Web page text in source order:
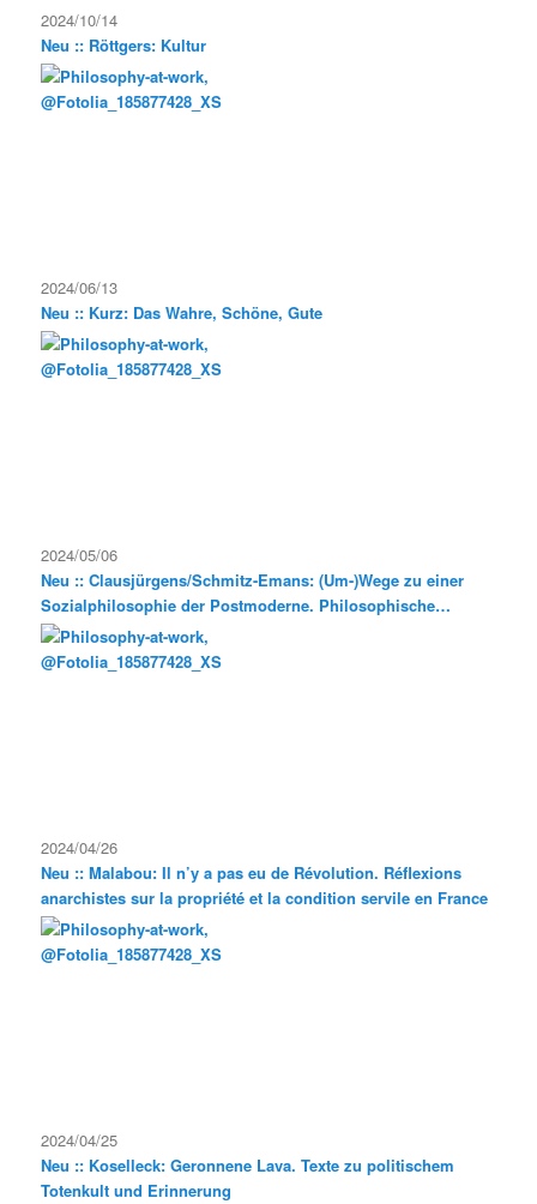
2024/10/14
Neu :: Röttgers: Kultur
2024/06/13
Neu :: Kurz: Das Wahre, Schöne, Gute
2024/05/06
Neu :: Clausjürgens/Schmitz-Emans: (Um-)Wege zu einer
Sozialphilosophie der Postmoderne. Philosophische
Exkursionen
2024/04/26
Neu :: Malabou: Il n’y a pas eu de Révolution. Réflexions
anarchistes sur la propriété et la condition servile en France
2024/04/25
Neu :: Koselleck: Geronnene Lava. Texte zu politischem
Totenkult und Erinnerung